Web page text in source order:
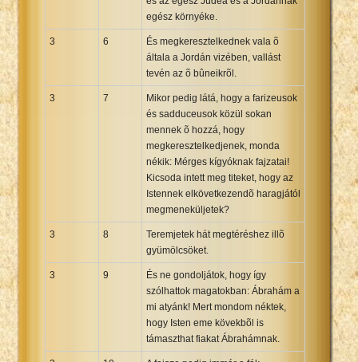
egész környéke.
3 6
És megkeresztelkednek vala õ
általa a Jordán vizében, vallást
tevén az õ bûneikrõl.
3 7
Mikor pedig látá, hogy a farizeusok
és sadduceusok közül sokan
mennek õ hozzá, hogy
megkeresztelkedjenek, monda
nékik: Mérges kígyóknak fajzatai!
Kicsoda intett meg titeket, hogy az
Istennek elkövetkezendõ haragjától
megmeneküljetek?
3 8
Teremjetek hát megtéréshez illõ
gyümölcsöket.
3 9
És ne gondoljátok, hogy így
szólhattok magatokban: Ábrahám a
mi atyánk! Mert mondom néktek,
hogy Isten eme kövekbõl is
támaszthat fiakat Ábrahámnak.